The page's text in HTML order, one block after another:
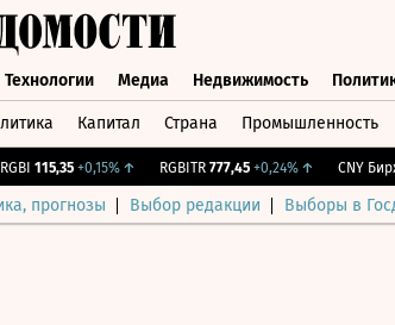
Технологии Медиа Недвижимость
Капитал Страна Промышленность
115,35 +0,15%↑ RGBITR 777,45 +0,24%↑ CNY Бирж.
прогнозы Выбор редакции Выборы в